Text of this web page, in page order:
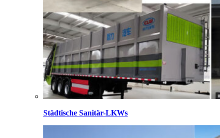
Städtische Sanitär-LKWs